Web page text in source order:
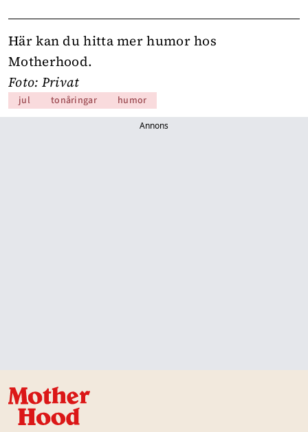
Här kan du hitta merhumorhos
Motherhood.
Foto: Privat
jul tonåringar humor
Annons